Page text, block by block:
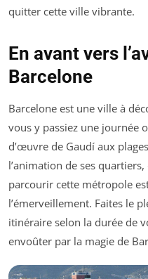
quitter cette ville vibrante.
En avant vers
Barcelone
Barcelone est une ville à
vous y passiez une journée
d’œuvre de Gaudí aux
l’animation de ses
parcourir cette métropole
l’émerveillement. Faites le
itinéraire selon la durée de
envoûter par la magie de